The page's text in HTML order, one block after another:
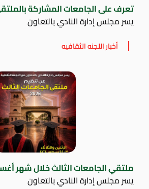
تعرف على الجامعات المشاركة
يسر مجلس إدارة النادي بالتعاون
أخبار اللجنه الثقافيه
ملتقي الجامعات الثالث خلال شهر
يسر مجلس إدارة النادي بالتعاون